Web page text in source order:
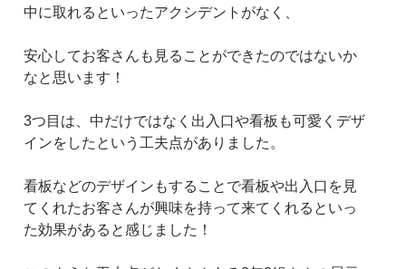
中に取れるといったアクシデントがなく、
安心してお客さんも見ることができたのではないか
なと思います！
3つ目は、中だけではなく出入口や看板も可愛くデザ
インをしたという工夫点がありました。
看板などのデザインもすることで看板や出入口を見
てくれたお客さんが興味を持って来てくれるといっ
た効果があると感じました！